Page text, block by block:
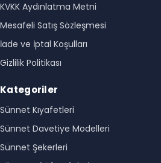
KVKK Aydınlatma Metni
Mesafeli Satış Sözleşmesi
İade ve İptal Koşulları
Gizlilik Politikası
Kategoriler
Sünnet Kıyafetleri
Sünnet Davetiye Modelleri
Sünnet Şekerleri